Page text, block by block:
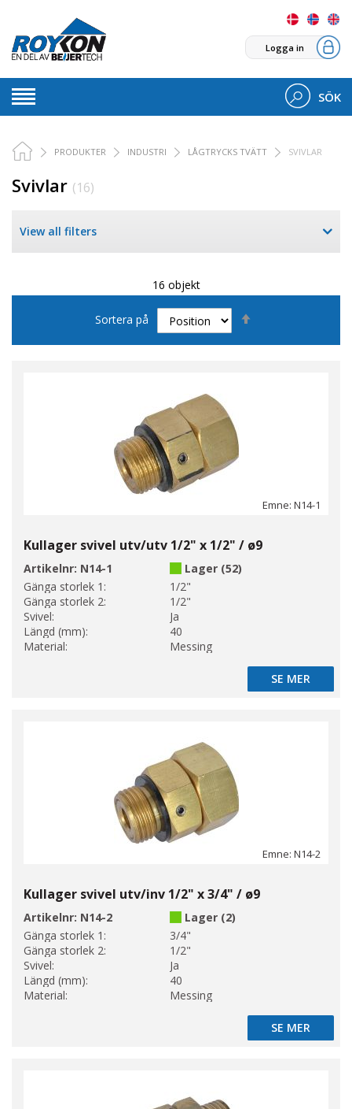
Logga in
SÖK
PRODUKTER INDUSTRI LÅGTRYCKS TVÄTT SVIVLAR
Svivlar (16)
View all filters
16 objekt
Sortera på
Emne: N14-1
Kullager svivel utv/utv 1/2" x 1/2" / ø9
Artikelnr: N14-1
Lager (52)
Gänga storlek 1:
1/2"
Gänga storlek 2:
1/2"
Svivel:
Ja
Längd (mm):
40
Material:
Messing
SE MER
SE MER
Emne: N14-2
Kullager svivel utv/inv 1/2" x 3/4" / ø9
Artikelnr: N14-2
Lager (2)
Gänga storlek 1:
3/4"
Gänga storlek 2:
1/2"
Svivel:
Ja
Längd (mm):
40
Material:
Messing
SE MER
SE MER